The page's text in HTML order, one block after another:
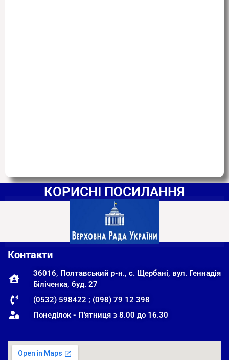
КОРИСНІ ПОСИЛАННЯ
Контакти
36016, Полтавський р-н., с. Щербані, вул. Геннадія
Біліченка, буд. 27
(0532) 598422 ; (098) 79 12 398
Понеділок - П'ятниця з 8.00 до 16.30